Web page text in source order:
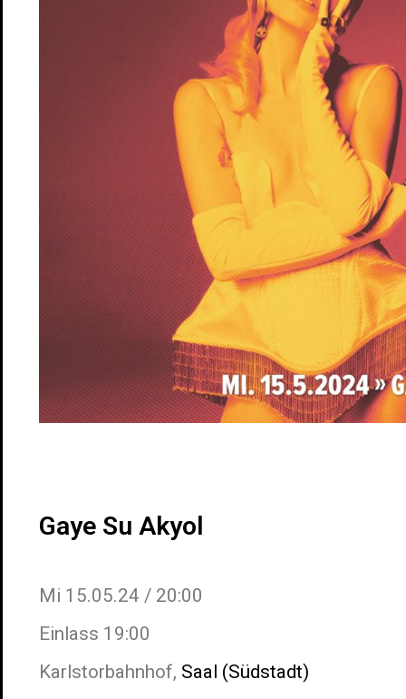
Gaye Su Akyol
Mi 15.05.24 / 20:00
Einlass 19:00
Karlstorbahnhof, Saal (Südstadt)